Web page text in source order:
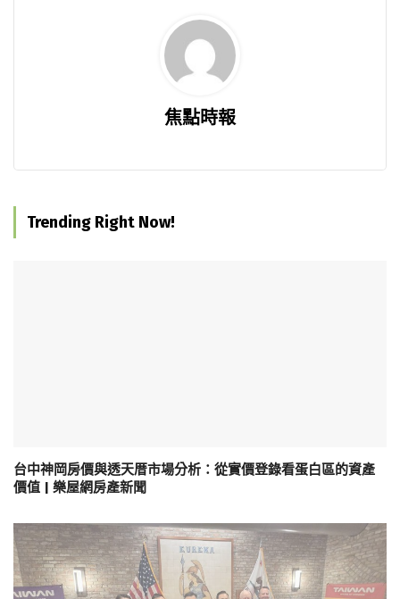
焦點時報
Trending Right Now!
台中神岡房價與透天厝市場分析：從實價登錄看蛋白區的資產
價值 | 樂屋網房產新聞